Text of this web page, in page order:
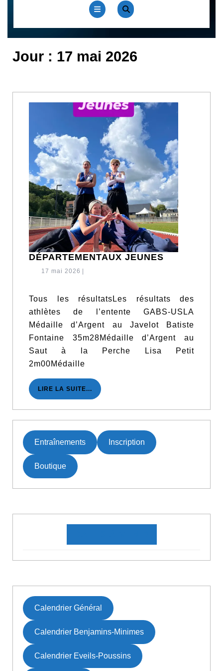
Open
Button
Jour : 17 mai 2026
DÉPARTEMENTAUX JEUNES
17 mai 2026 17
Tous les résultatsLes résultats des
athlètes de l’entente GABS-USLA
Médaille d’Argent au Javelot Batiste
Fontaine 35m28Médaille d’Argent au
Saut à la Perche Lisa Petit
2m00Médaille
LIRE LA SUITE... LIRE
LA
Entraînements Inscription
Boutique
Calendrier Général
Calendrier Benjamins-Minimes
Calendrier Eveils-Poussins